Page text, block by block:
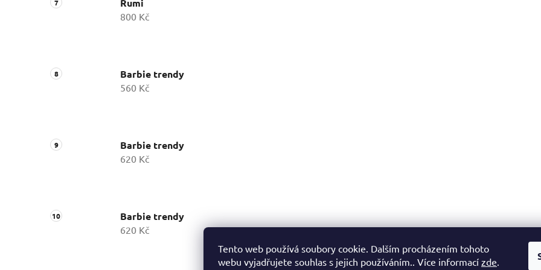
Tento web používá soubory cookie. Dalším procházením tohoto
webu vyjadřujete souhlas s jejich používáním.. Více informací zde.
Rumi
800 Kč
Barbie trendy
560 Kč
Barbie trendy
620 Kč
Barbie trendy
620 Kč